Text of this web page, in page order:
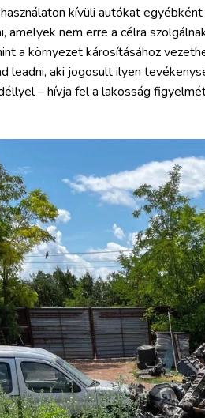
kívüli autókat
amelyek nem erre a célra
a környezet károsításához
leadni, aki jogosult ilyen
– hívja fel a lakosság